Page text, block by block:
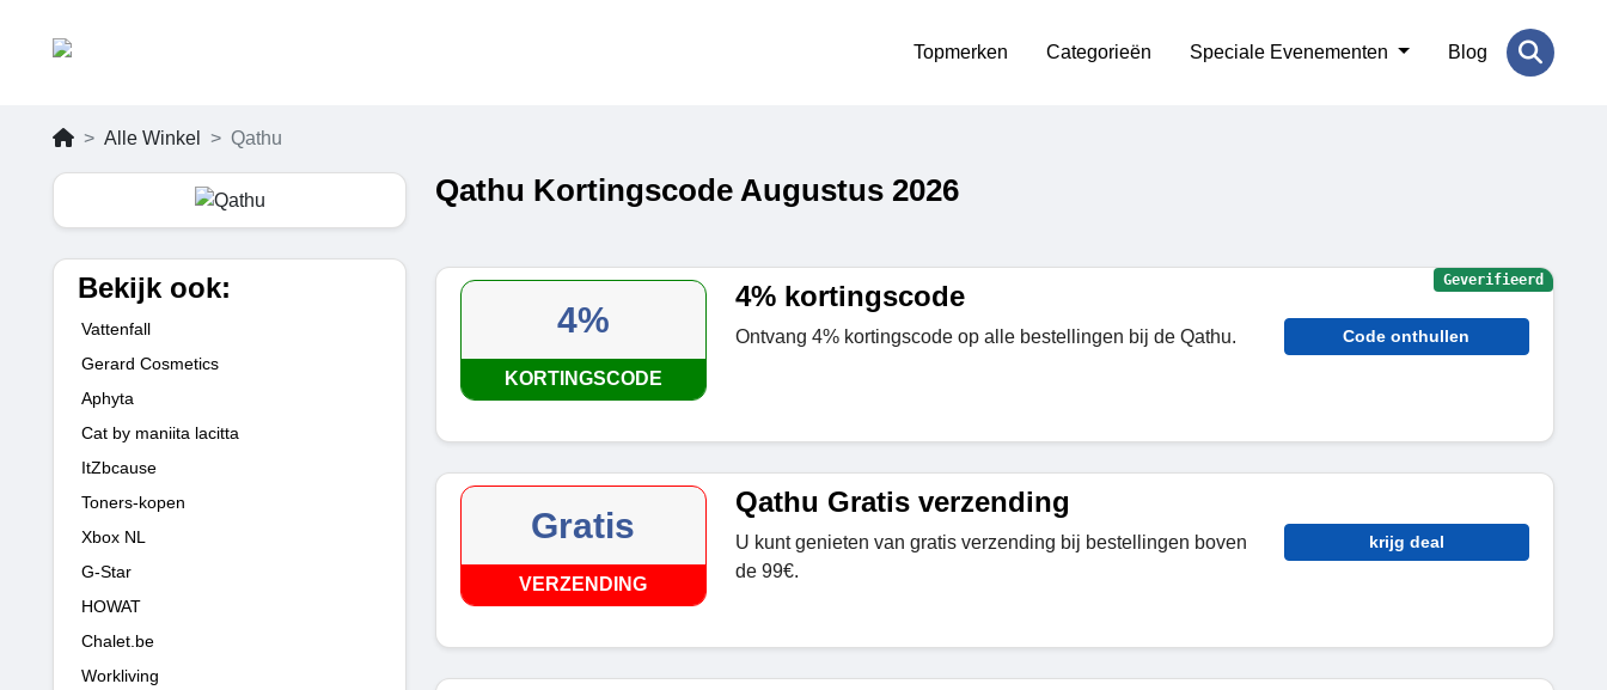
Topmerken Categorieën Speciale Evenementen Blog
Alle Winkel Qathu
Bekijk ook:
Vattenfall
Gerard Cosmetics
Aphyta
Cat by maniita lacitta
ItZbcause
Toners-kopen
Xbox NL
G-Star
HOWAT
Chalet.be
Workliving
Qathu Kortingscode Augustus 2026
4%
KORTINGSCODE
4% kortingscode
Ontvang 4% kortingscode op alle bestellingen bij de Qathu. Code onthullen
Geverifieerd
Gratis
VERZENDING
Qathu Gratis verzending
U kunt genieten van gratis verzending bij bestellingen boven
de 99€.
krijg deal